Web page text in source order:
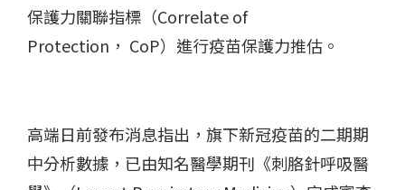
保護力關聯指標（Correlate of
Protection ， CoP）進行疫苗保護力推估。
高端日前發布消息指出，旗下新冠疫苗的二期期
中分析數據，已由知名醫學期刊《刺胳針呼吸醫